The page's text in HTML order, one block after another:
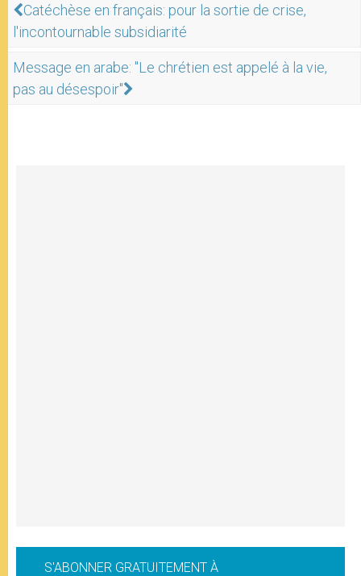
Catéchèse en français: pour la sortie de crise,
l'incontournable subsidiarité
Message en arabe: "Le chrétien est appelé à la vie,
pas au désespoir"
S'ABONNER GRATUITEMENT À